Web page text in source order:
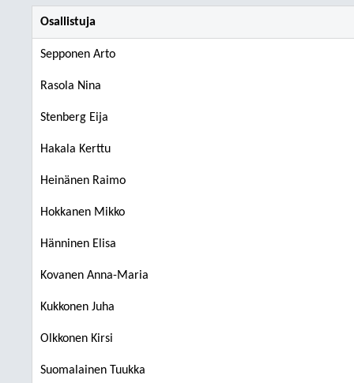
Osallistuja
Sepponen Arto
Rasola Nina
Stenberg Eija
Hakala Kerttu
Heinänen Raimo
Hokkanen Mikko
Hänninen Elisa
Kovanen Anna-Maria
Kukkonen Juha
Olkkonen Kirsi
Suomalainen Tuukka